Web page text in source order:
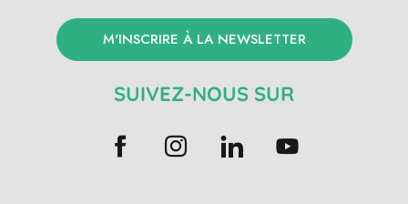
M'INSCRIRE À LA NEWSLETTER
SUIVEZ-NOUS SUR